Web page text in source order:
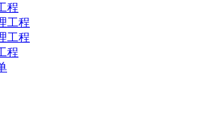
程
工程
工程
程